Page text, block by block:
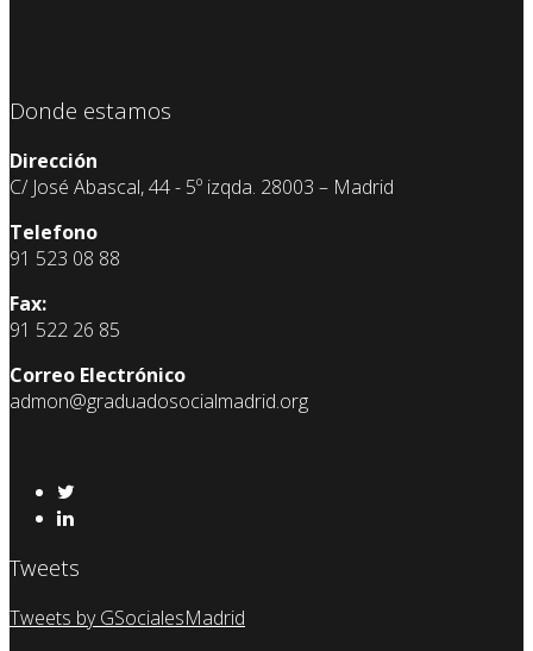
Donde estamos
Dirección
C/ José Abascal, 44 - 5º izqda. 28003 – Madrid
Telefono
91 523 08 88
Fax:
91 522 26 85
Correo Electrónico
admon@graduadosocialmadrid.org
Tweets
Tweets by GSocialesMadrid